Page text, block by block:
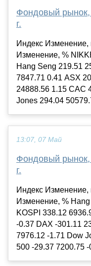
Фондовый рынок,
г.
Индекс Изменение,
Изменение, %
Hang Seng 219.51
7847.71 0.41 ASX
24888.56 1.15 CAC
Jones 294.04
13:07, 07 Май
Фондовый рынок,
г.
Индекс Изменение,
Изменение, %
KOSPI 338.12
-0.37 DAX -301.11
7976.12 -1.71 Dow
500 -29.37 7200.75 -